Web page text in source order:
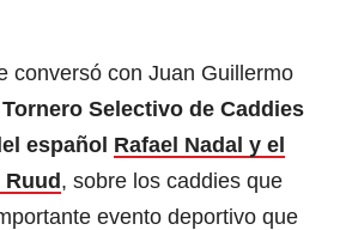
conversó con Juan Guillermo
Tornero Selectivo de Caddies
español Rafael Nadal y el
Ruud, sobre los caddies que
evento deportivo que